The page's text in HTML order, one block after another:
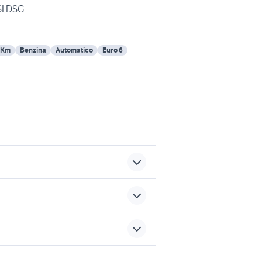
DSG
Benzina Automatico Euro 6
auto usate mantova